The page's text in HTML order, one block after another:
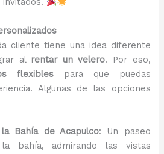
cliente tiene una idea diferente
al rentar un velero. Por eso,
flexibles para que puedas
Algunas de las opciones
Bahía de Acapulco: Un paseo
bahía, admirando las vistas